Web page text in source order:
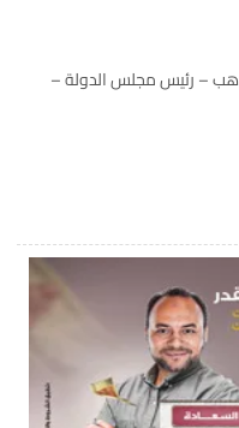
– رئيس مجلس الدولة –